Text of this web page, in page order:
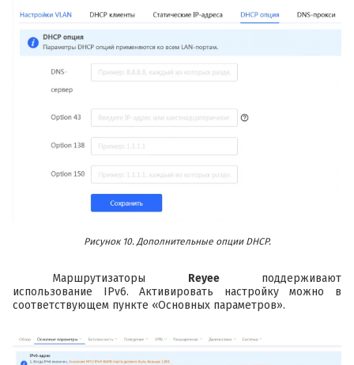
Рисунок 10. Дополнительные опции DHCP.
Маршрутизаторы Reyeeподдерживают
использование IPv6. Активировать настройку можно в
соответствующем пункте «Основных параметров».